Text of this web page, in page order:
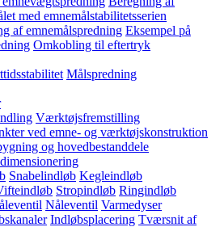
med emnemålstabilitetsserien
af emnemålspredning Eksempel på
Omkobling til eftertryk
Målspredning
Værktøjsfremstilling
ved emne- og værktøjskonstruktion
og hovedbestanddele
Snabelindløb Kegleindløb
Stropindløb Ringindløb
Nåleventil Varmedyser
Indløbsplacering Tværsnit af